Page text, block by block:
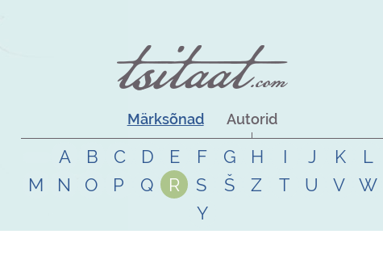
Märksõnad Autorid
A B C D E F G H I J K
L
M
N O P Q R S Š Z T U V
W
Y